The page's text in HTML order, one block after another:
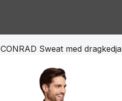
CONRAD Sweat med dragkedja